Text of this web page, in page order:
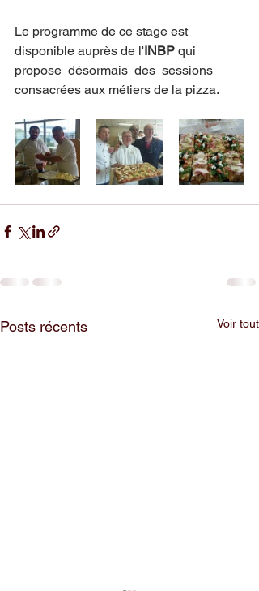
Le programme de ce stage est
disponible auprès de l'INBP qui
propose  désormais  des  sessions
consacrées aux métiers de la pizza.
Posts récents Voir tout